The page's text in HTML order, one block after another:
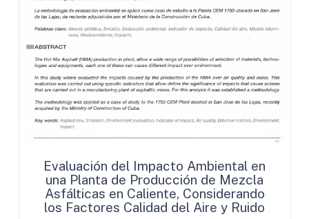
Evaluación del Impacto Ambiental en
una Planta de Producción de Mezcla
Asfálticas en Caliente, Considerando
los Factores Calidad del Aire y Ruido